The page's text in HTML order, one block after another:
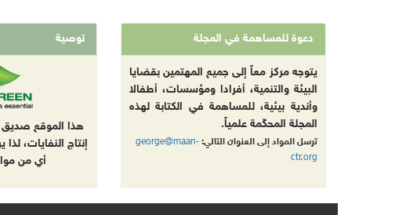
دعوة للمساهمة في المجلة
يتوجه مركز معاً إلى جميع المهتمين بقضايا
البيئة والتنمية، أفرادا ومؤسسات، أطفالا
وأندية بيئية، للمساهمة في الكتابة لهذه
المجلة المحكّمة علمياً.
ترسل المواد إلى العنوان التالي:george@maan-
ctr.org
توصية
هذا الموقع
إنتاج النفايات،
أي من